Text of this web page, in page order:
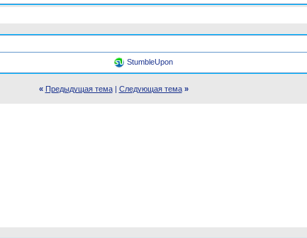
StumbleUpon
« Предыдущая тема| Следующая тема »